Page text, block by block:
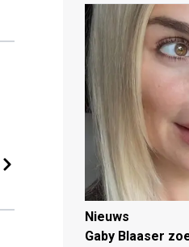
Nieuws
Gaby Blaaser